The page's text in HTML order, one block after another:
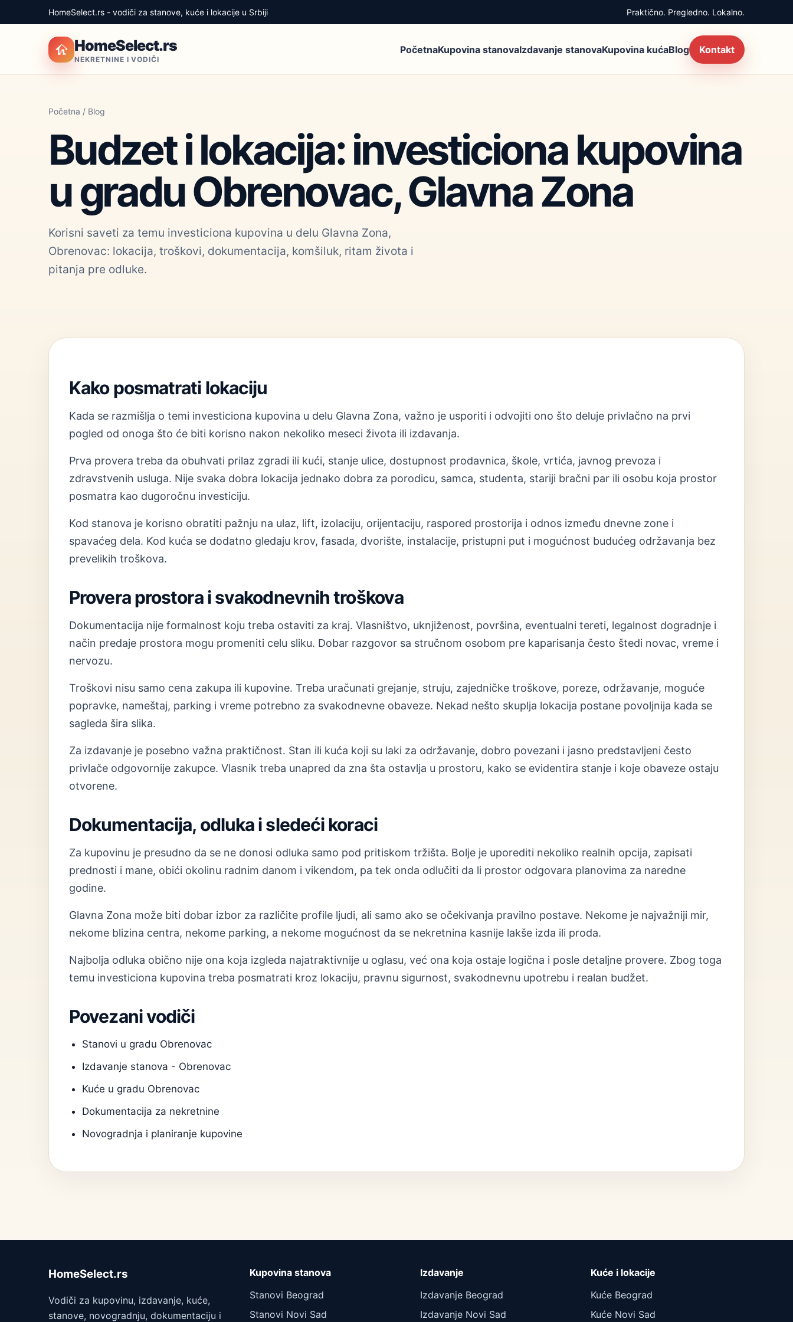
HomeSelect.rs - vodiči za stanove, kuće i lokacije u Srbiji Praktično. Pregledno. Lokalno.
HomeSelect.rs
NEKRETNINE I VODIČI
PočetnaKupovina stanovaIzdavanje stanovaKupovina kućaBlog Kontakt
Početna / Blog
Budzet i lokacija: investiciona kupovina
u gradu Obrenovac, Glavna Zona
Korisni saveti za temu investiciona kupovina u delu Glavna Zona,
Obrenovac: lokacija, troškovi, dokumentacija, komšiluk, ritam života i
pitanja pre odluke.
Kako posmatrati lokaciju
Kada se razmišlja o temi investiciona kupovina u delu Glavna Zona, važno je usporiti i odvojiti ono što deluje privlačno na prvi
pogled od onoga što će biti korisno nakon nekoliko meseci života ili izdavanja.
Prva provera treba da obuhvati prilaz zgradi ili kući, stanje ulice, dostupnost prodavnica, škole, vrtića, javnog prevoza i
zdravstvenih usluga. Nije svaka dobra lokacija jednako dobra za porodicu, samca, studenta, stariji bračni par ili osobu koja prostor
posmatra kao dugoročnu investiciju.
Kod stanova je korisno obratiti pažnju na ulaz, lift, izolaciju, orijentaciju, raspored prostorija i odnos između dnevne zone i
spavaćeg dela. Kod kuća se dodatno gledaju krov, fasada, dvorište, instalacije, pristupni put i mogućnost budućeg održavanja bez
prevelikih troškova.
Provera prostora i svakodnevnih troškova
Dokumentacija nije formalnost koju treba ostaviti za kraj. Vlasništvo, uknjiženost, površina, eventualni tereti, legalnost dogradnje i
način predaje prostora mogu promeniti celu sliku. Dobar razgovor sa stručnom osobom pre kaparisanja često štedi novac, vreme i
nervozu.
Troškovi nisu samo cena zakupa ili kupovine. Treba uračunati grejanje, struju, zajedničke troškove, poreze, održavanje, moguće
popravke, nameštaj, parking i vreme potrebno za svakodnevne obaveze. Nekad nešto skuplja lokacija postane povoljnija kada se
sagleda šira slika.
Za izdavanje je posebno važna praktičnost. Stan ili kuća koji su laki za održavanje, dobro povezani i jasno predstavljeni često
privlače odgovornije zakupce. Vlasnik treba unapred da zna šta ostavlja u prostoru, kako se evidentira stanje i koje obaveze ostaju
otvorene.
Dokumentacija, odluka i sledeći koraci
Za kupovinu je presudno da se ne donosi odluka samo pod pritiskom tržišta. Bolje je uporediti nekoliko realnih opcija, zapisati
prednosti i mane, obići okolinu radnim danom i vikendom, pa tek onda odlučiti da li prostor odgovara planovima za naredne
godine.
Glavna Zona može biti dobar izbor za različite profile ljudi, ali samo ako se očekivanja pravilno postave. Nekome je najvažniji mir,
nekome blizina centra, nekome parking, a nekome mogućnost da se nekretnina kasnije lakše izda ili proda.
Najbolja odluka obično nije ona koja izgleda najatraktivnije u oglasu, već ona koja ostaje logična i posle detaljne provere. Zbog toga
temu investiciona kupovina treba posmatrati kroz lokaciju, pravnu sigurnost, svakodnevnu upotrebu i realan budžet.
Povezani vodiči
Stanovi u gradu Obrenovac
Izdavanje stanova - Obrenovac
Kuće u gradu Obrenovac
Dokumentacija za nekretnine
Novogradnja i planiranje kupovine
HomeSelect.rs
Vodiči za kupovinu, izdavanje, kuće,
stanove, novogradnju, dokumentaciju i
Kupovina stanova
Stanovi Beograd
Stanovi Novi Sad
Izdavanje
Izdavanje Beograd
Izdavanje Novi Sad
Kuće i lokacije
Kuće Beograd
Kuće Novi Sad